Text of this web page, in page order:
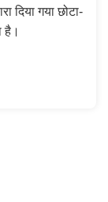
दिया गया छोटा-
है।